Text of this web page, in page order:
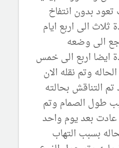
بدون انتفاخ
ثلاث الى اربع ايام
الى وضعه
ايضا اربع الى خمس
وتم نقله الان
التناقش بحالته
طول الصمام وتم
عادت بعد يوم واحد
بسبب التهاب